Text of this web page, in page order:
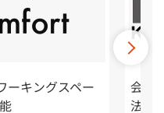
ーキングスペー
会計
法人